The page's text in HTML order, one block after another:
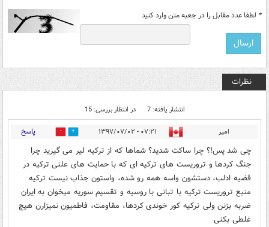
* لطفا عدد مقابل را در جعبه متن وارد کنید
نظرات
انتشار یافته: 7 در انتظار بررسی: 15
امیر ۰۷:۲۱ - ۱۳۹۷/۰۷/۰۲ 31 پاسخ
چی شد پس!؟ چرا ساکت شدید؟ شماها که از ترکیه لیر می گیرید چرا
جنگ کردها و تروریست های ترکیه ای که با حمایت های علنی ترکیه در
قضیه ادلب، دستشون واسه همه رو شده، واستون جذاب نیست ترکیه
منبع تروریست ترکیه با تبانی با روسیه و تقسیم سوریه میخوان به ایران
ضربه بزنن ولی ترکیه کور خوندی کردها، مقاومت، فاطمیون نمیزارن هیچ
غلطی بکنی